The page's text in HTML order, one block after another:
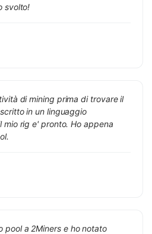
svolto!
di mining prima di trovare il
in un linguaggio
mio rig e' pronto. Ho appena
pool a 2Miners e ho notato